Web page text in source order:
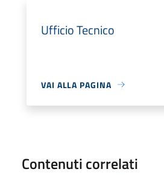
Ufficio Tecnico
VAI ALLA PAGINA
Contenuti correlati